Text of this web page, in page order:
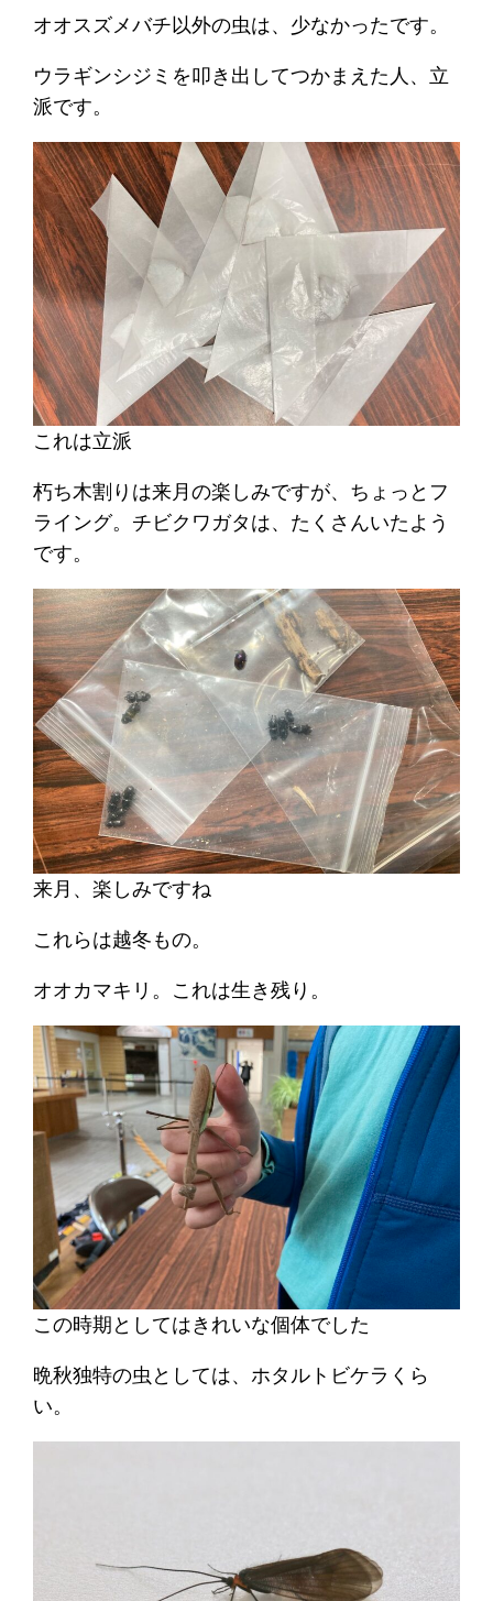
オオスズメバチ以外の虫は、少なかったです。
ウラギンシジミを叩き出してつかまえた人、立
派です。
これは立派
朽ち木割りは来月の楽しみですが、ちょっとフ
ライング。チビクワガタは、たくさんいたよう
です。
来月、楽しみですね
これらは越冬もの。
オオカマキリ。これは生き残り。
この時期としてはきれいな個体でした
晩秋独特の虫としては、ホタルトビケラくら
い。